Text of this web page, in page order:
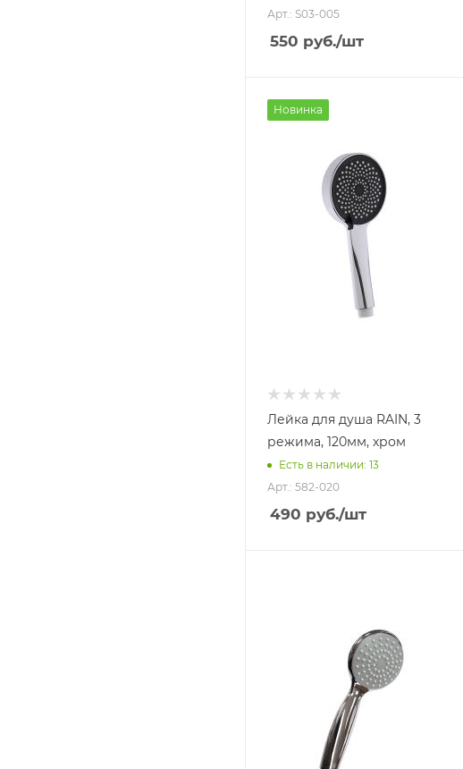
Арт.: S03-005
550 руб./шт
Новинка
Лейка для душа RAIN, 3
режима, 120мм, хром
Есть в наличии: 13
Арт.: 582-020
490 руб./шт